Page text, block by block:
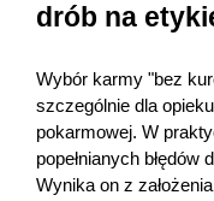
drób na
Wybór karmy "bez
szczególnie dla
pokarmowej. W
popełnianych
Wynika on z